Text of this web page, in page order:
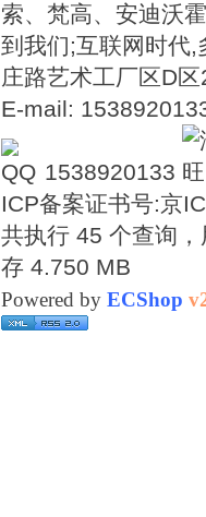
索、梵高、安迪沃
到我们;互联网时代,
庄路艺术工厂区D
E-mail:
1538920133
ICP备案证书号:京
共执行 45 个查询
存 4.750 MB
Powered by ECShop